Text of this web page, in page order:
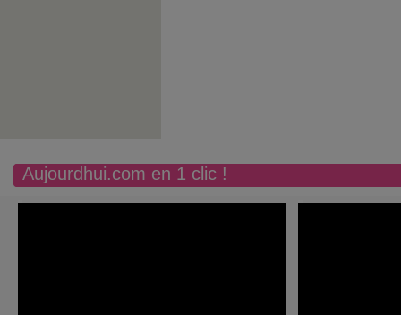
Aujourdhui.com en 1 clic !